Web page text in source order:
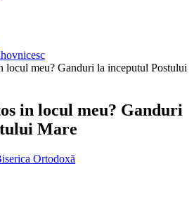
locul meu? Ganduri la inceputul Postului
in locul meu? Ganduri
Mare
Ortodoxă